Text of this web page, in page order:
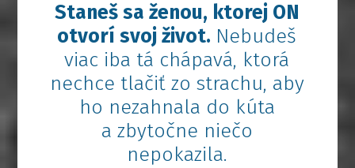
Staneš sa ženou, ktorej ON
otvorísvoj život. Nebudeš
viac iba tá chápavá, ktorá
nechce tlačiť zo strachu, aby
ho nezahnala do kúta
a zbytočne niečo
nepokazila.